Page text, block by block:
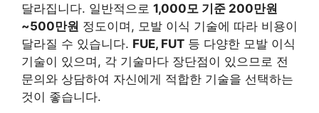
달라집니다. 일반적으로 1,000모 기준 200만원
~500만원 정도이며, 모발 이식 기술에 따라 비용이
달라질 수 있습니다. FUE, FUT 등 다양한 모발 이식
기술이 있으며, 각 기술마다 장단점이 있으므로 전
문의와 상담하여 자신에게 적합한 기술을 선택하는
것이 좋습니다.